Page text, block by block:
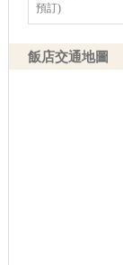
預訂)
飯店交通地圖